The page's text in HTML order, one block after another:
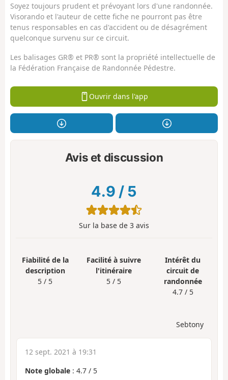
Soyez toujours prudent et prévoyant lors d'une randonnée.
Visorando et l'auteur de cette fiche ne pourront pas être
tenus responsables en cas d'accident ou de désagrément
quelconque survenu sur ce circuit.
Les balisages GR® et PR® sont la propriété intellectuelle de
la Fédération Française de Randonnée Pédestre.
Ouvrir dans l'app
Avis et discussion
4.9 / 5
Sur la base de 3 avis
Fiabilité de la
description
5 / 5
Facilité à suivre
l'itinéraire
5 / 5
Intérêt du
circuit de
randonnée
4.7 / 5
Sebtony
12 sept. 2021 à 19:31
Note globale : 4.7 / 5